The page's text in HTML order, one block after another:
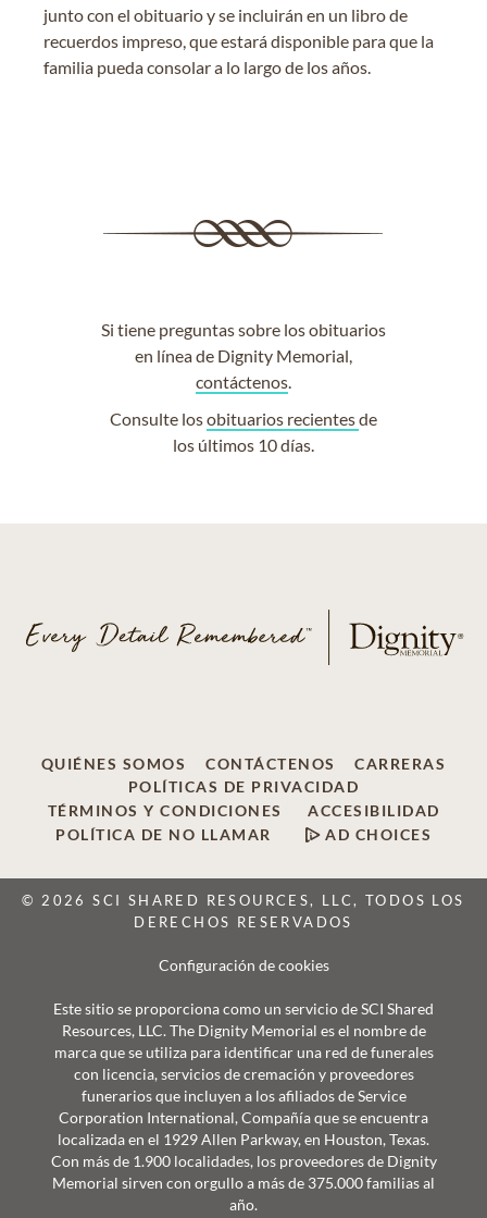
junto con el obituario y se incluirán en un libro de
recuerdos impreso, que estará disponible para que la
familia pueda consolar a lo largo de los años.
Si tiene preguntas sobre los obituarios
en línea de Dignity Memorial,
contáctenos.
Consulte losobituarios recientesde
los últimos 10 días.
QUIÉNES SOMOS CONTÁCTENOS
CARRERAS
POLÍTICAS DE PRIVACIDAD
TÉRMINOS Y CONDICIONES
ACCESIBILIDAD
POLÍTICA DE NO LLAMAR
AD CHOICES
© 2026 SCI SHARED RESOURCES, LLC, TODOS LOS
DERECHOS RESERVADOS
Configuración de cookies
Este sitio se proporciona como un servicio de SCI Shared
Resources, LLC. The Dignity Memorial es el nombre de
marca que se utiliza para identificar una red de funerales
con licencia, servicios de cremación y proveedores
funerarios que incluyen a los afiliados de Service
Corporation International, Compañía que se encuentra
localizada en el 1929 Allen Parkway, en Houston, Texas.
Con más de 1.900 localidades, los proveedores de Dignity
Memorial sirven con orgullo a más de 375.000 familias al
año.